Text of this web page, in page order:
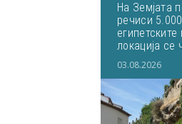
На Земјата
речиси
локација се
03.08.2026